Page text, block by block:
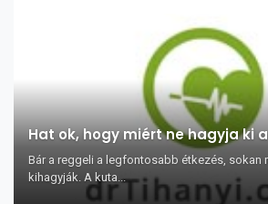
Hat ok, hogy miért ne hagyja ki
Bár a reggeli a legfontosabb étkezés, sokan
kihagyják. A kuta...